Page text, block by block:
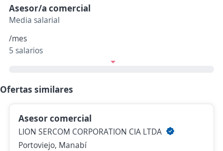
Asesor/a comercial
Media salarial
/mes
5 salarios
Ofertas similares
Asesor comercial
LION SERCOM CORPORATION CIA LTDA
Portoviejo, Manabí